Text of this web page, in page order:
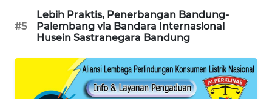
#5
Lebih Praktis, Penerbangan Bandung-
Palembang via Bandara Internasional
Husein Sastranegara Bandung
FISUELRI
NEWS